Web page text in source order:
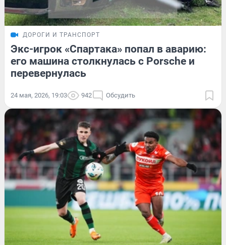
ДОРОГИ И ТРАНСПОРТ
Экс-игрок «Спартака» попал в аварию:
его машина столкнулась с Porsche и
перевернулась
24 мая, 2026, 19:03 942 Обсудить